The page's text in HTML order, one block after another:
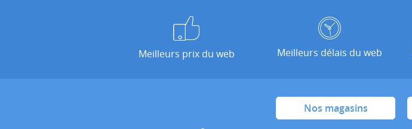
Meilleurs prix du web Meilleurs délais du web
Nos magasins